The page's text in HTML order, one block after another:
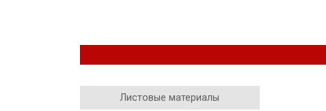
Листовые материалы